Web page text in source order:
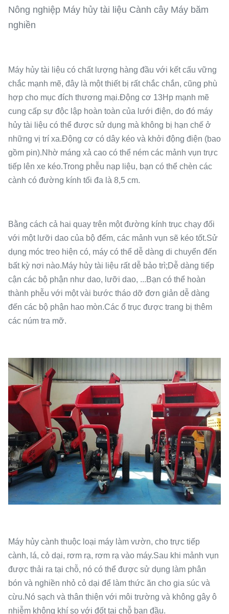
Nông nghiệp Máy hủy tài liệu Cành cây Máy băm
nghiền
Máy hủy tài liệu có chất lượng hàng đầu với kết cấu vững
chắc mạnh mẽ, đây là một thiết bị rất chắc chắn, cũng phù
hợp cho mục đích thương mại.Động cơ 13Hp mạnh mẽ
cung cấp sự độc lập hoàn toàn của lưới điện, do đó máy
hủy tài liệu có thể được sử dụng mà không bị hạn chế ở
những vị trí xa.Động cơ có dây kéo và khởi động điện (bao
gồm pin).Nhờ máng xả cao có thể ném các mảnh vụn trực
tiếp lên xe kéo.Trong phễu nạp liệu, bạn có thể chèn các
cành có đường kính tối đa là 8,5 cm.
Bằng cách cả hai quay trên một đường kính trục chạy đối
với một lưỡi dao của bộ đếm, các mảnh vụn sẽ kéo tốt.Sử
dụng móc treo hiện có, máy có thể dễ dàng di chuyển đến
bất kỳ nơi nào.Máy hủy tài liệu rất dễ bảo trì;Dễ dàng tiếp
cận các bộ phận như dao, lưỡi dao, ...Bạn có thể hoàn
thành phễu với một vài bước tháo dỡ đơn giản dễ dàng
đến các bộ phận hao mòn.Các ổ trục được trang bị thêm
các núm tra mỡ.
Máy hủy cành thuộc loại máy làm vườn, cho trực tiếp
cành, lá, cỏ dại, rơm rạ, rơm rạ vào máy.Sau khi mảnh vụn
được thải ra tại chỗ, nó có thể được sử dụng làm phân
bón và nghiền nhỏ cỏ dại để làm thức ăn cho gia súc và
cừu.Nó sạch và thân thiện với môi trường và không gây ô
nhiễm không khí so với đốt tại chỗ ban đầu.